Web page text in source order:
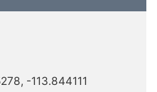
-113.844111